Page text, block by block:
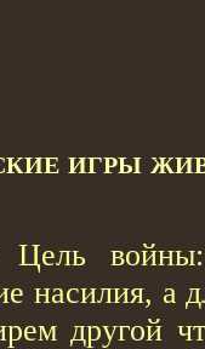
игры
Цель
насилия, а
другой